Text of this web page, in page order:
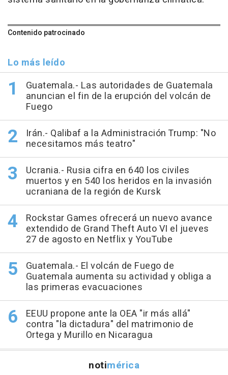
Contenido patrocinado
Lo más leído
Guatemala.- Las autoridades de Guatemala
anuncian el fin de la erupción del volcán de
Fuego
Irán.- Qalibaf a la Administración Trump: "No
necesitamos más teatro"
Ucrania.- Rusia cifra en 640 los civiles
muertos y en 540 los heridos en la invasión
ucraniana de la región de Kursk
Rockstar Games ofrecerá un nuevo avance
extendido de Grand Theft Auto VI el jueves
27 de agosto en Netflix y YouTube
Guatemala.- El volcán de Fuego de
Guatemala aumenta su actividad y obliga a
las primeras evacuaciones
EEUU propone ante la OEA "ir más allá"
contra "la dictadura" del matrimonio de
Ortega y Murillo en Nicaragua
notimérica